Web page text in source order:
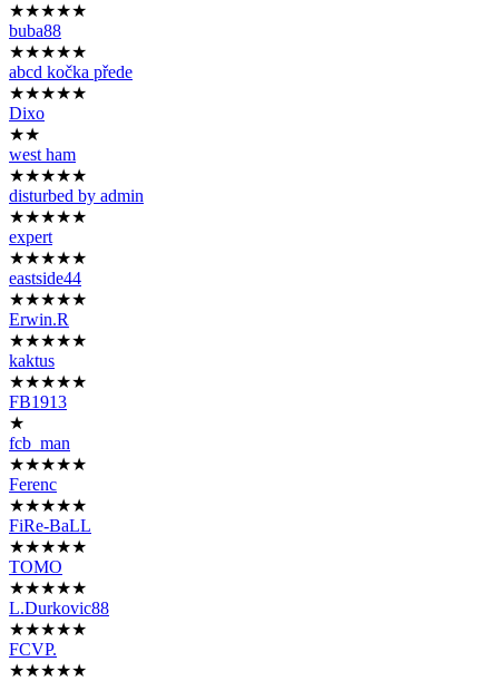
★★★★★
buba88
★★★★★
abcd kočka přede
★★★★★
Dixo
★★
west ham
★★★★★
disturbed by admin
★★★★★
expert
★★★★★
eastside44
★★★★★
Erwin.R
★★★★★
kaktus
★★★★★
FB1913
★
fcb_man
★★★★★
Ferenc
★★★★★
FiRe-BaLL
★★★★★
TOMO
★★★★★
L.Durkovic88
★★★★★
FCVP.
★★★★★